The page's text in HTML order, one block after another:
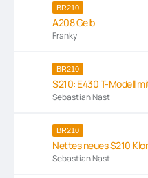
BR210
A208 Gelb
Franky
BR210
S210: E430 T-Modell
Sebastian Nast
BR210
Nettes neues S210
Sebastian Nast